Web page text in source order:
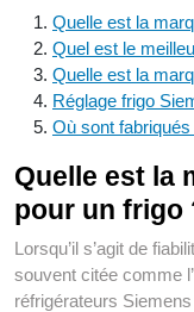
Quelle est la
Quel est le
Quelle est la
Réglage frigo
Où sont
Quelle est la
pour un frigo
Lorsqu’il s’agit de
souvent citée comme
réfrigérateurs